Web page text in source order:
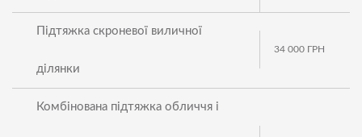
Підтяжка скроневої виличної
ділянки
34 000 ГРН
Комбінована підтяжка обличчя і